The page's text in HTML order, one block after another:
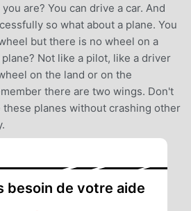
are? You can drive a car. And
so what about a plane. You
but there is no wheel on a
Not like a pilot, like a driver
on the land or on the
there are two wings. Don't
planes without crashing other
jeu arcade très populaire
de fans dans le monde
besoin de votre aide